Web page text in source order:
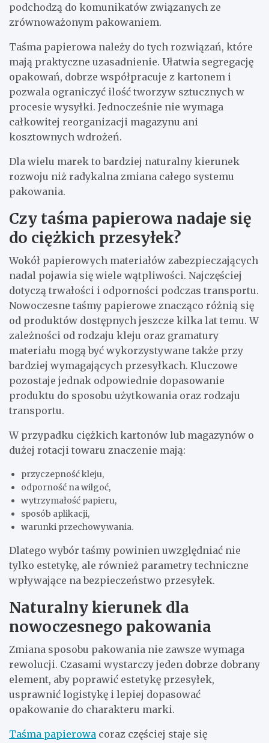
podchodzą do komunikatów związanych ze
zrównoważonym pakowaniem.
Taśma papierowa należy do tych rozwiązań, które
mają praktyczne uzasadnienie. Ułatwia segregację
opakowań, dobrze współpracuje z kartonem i
pozwala ograniczyć ilość tworzyw sztucznych w
procesie wysyłki. Jednocześnie nie wymaga
całkowitej reorganizacji magazynu ani
kosztownych wdrożeń.
Dla wielu marek to bardziej naturalny kierunek
rozwoju niż radykalna zmiana całego systemu
pakowania.
Czy taśma papierowa nadaje się
do ciężkich przesyłek?
Wokół papierowych materiałów zabezpieczających
nadal pojawia się wiele wątpliwości. Najczęściej
dotyczą trwałości i odporności podczas transportu.
Nowoczesne taśmy papierowe znacząco różnią się
od produktów dostępnych jeszcze kilka lat temu. W
zależności od rodzaju kleju oraz gramatury
materiału mogą być wykorzystywane także przy
bardziej wymagających przesyłkach. Kluczowe
pozostaje jednak odpowiednie dopasowanie
produktu do sposobu użytkowania oraz rodzaju
transportu.
W przypadku ciężkich kartonów lub magazynów o
dużej rotacji towaru znaczenie mają:
przyczepność kleju,
odporność na wilgoć,
wytrzymałość papieru,
sposób aplikacji,
warunki przechowywania.
Dlatego wybór taśmy powinien uwzględniać nie
tylko estetykę, ale również parametry techniczne
wpływające na bezpieczeństwo przesyłek.
Naturalny kierunek dla
nowoczesnego pakowania
Zmiana sposobu pakowania nie zawsze wymaga
rewolucji. Czasami wystarczy jeden dobrze dobrany
element, aby poprawić estetykę przesyłek,
usprawnić logistykę i lepiej dopasować
opakowanie do charakteru marki.
Taśma papierowa coraz częściej staje się